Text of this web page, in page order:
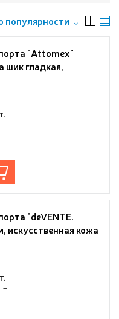
популярности
"Attomex"
шик гладкая,
с отделами
скругленные
"deVENTE.
искусственная кожа
отстрочка, 5
в пластиковом
коричневая